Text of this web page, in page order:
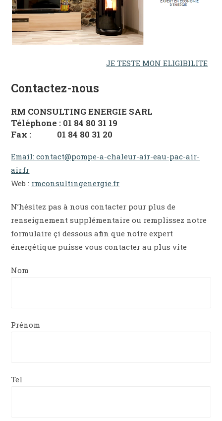
JE TESTE MON ELIGIBILITE
Contactez-nous
RM CONSULTING ENERGIE SARL
Téléphone : 01 84 80 31 19
Fax : 01 84 80 31 20
Email: contact@pompe-a-chaleur-air-eau-pac-air-
air.fr
Web : rmconsultingenergie.fr
N’hésitez pas à nous contacter pour plus de
renseignement supplémentaire ou remplissez notre
formulaire çi dessous afin que notre expert
énergétique puisse vous contacter au plus vite
Nom
Prénom
Tel